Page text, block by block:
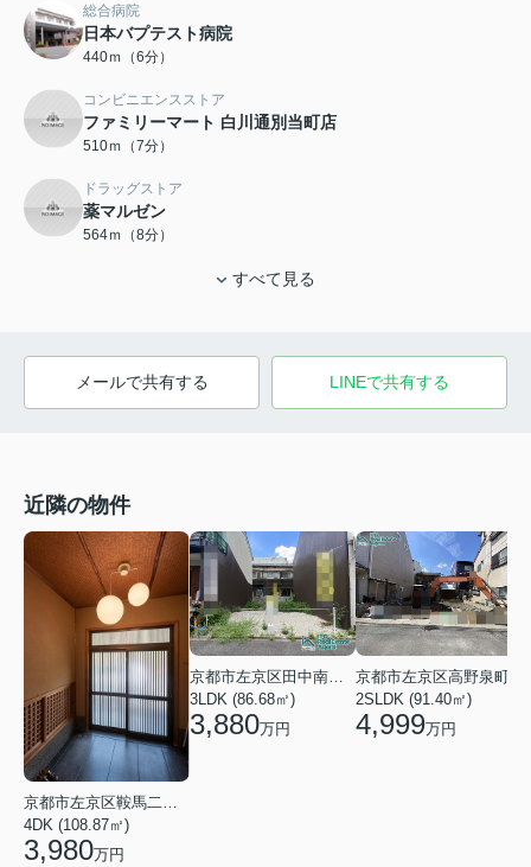
総合病院
日本バプテスト病院
440ｍ（6分）
コンビニエンスストア
ファミリーマート 白川通別当町店
510ｍ（7分）
ドラッグストア
薬マルゼン
564ｍ（8分）
すべて見る
メールで共有する LINEで共有する
近隣の物件
4DK (108.87㎡)
3,980万円
3LDK (86.68㎡)
3,880万円
京都市左京区高野泉町
2SLDK (91.40㎡)
4,999万円